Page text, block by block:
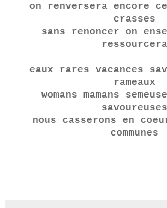
on renversera encore
crasses
sans renoncer on
ressourcera
eaux rares vacances
rameaux
womans mamans
savoureuses
nous casserons en
communes